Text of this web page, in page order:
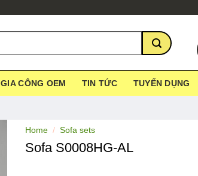
GIA CÔNG OEM TIN TỨC TUYỂN DỤNG
Home / Sofa sets
Sofa S0008HG-AL